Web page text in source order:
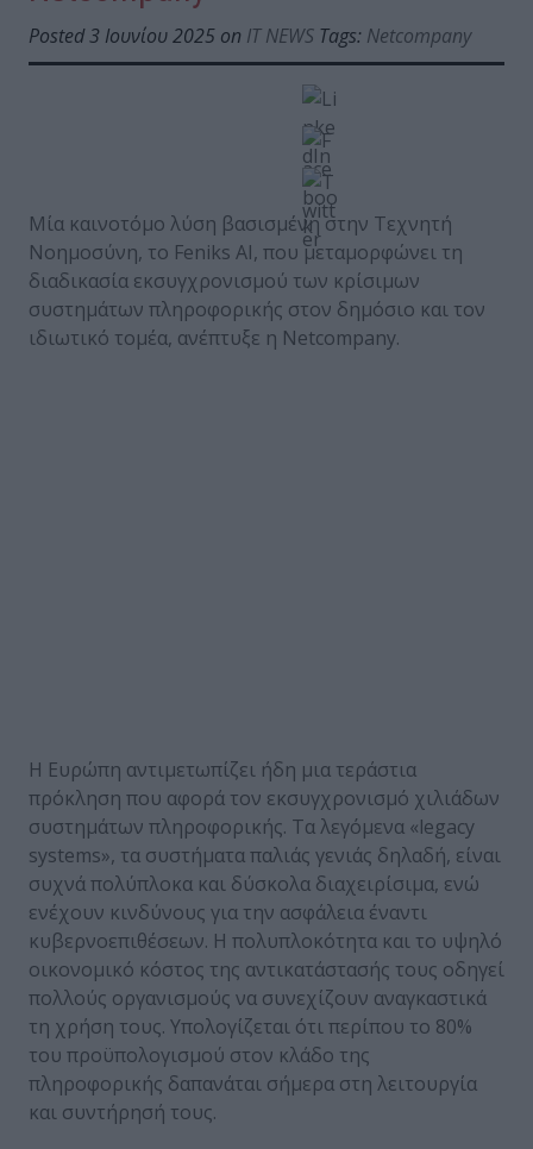
Posted 3 Ιουνίου 2025 on IT NEWS Tags: Netcompany
Mία καινοτόμο λύση βασισμένη στην Τεχνητή
Νοημοσύνη, το Feniks AI, που μεταμορφώνει τη
διαδικασία εκσυγχρονισμού των κρίσιμων
συστημάτων πληροφορικής στον δημόσιο και τον
ιδιωτικό τομέα, ανέπτυξε η Netcompany.
Η Ευρώπη αντιμετωπίζει ήδη μια τεράστια
πρόκληση που αφορά τον εκσυγχρονισμό χιλιάδων
συστημάτων πληροφορικής. Tα λεγόμενα «legacy
systems», τα συστήματα παλιάς γενιάς δηλαδή, είναι
συχνά πολύπλοκα και δύσκολα διαχειρίσιμα, ενώ
ενέχουν κινδύνους για την ασφάλεια έναντι
κυβερνοεπιθέσεων. Η πολυπλοκότητα και το υψηλό
οικονομικό κόστος της αντικατάστασής τους οδηγεί
πολλούς οργανισμούς να συνεχίζουν αναγκαστικά
τη χρήση τους. Υπολογίζεται ότι περίπου το 80%
του προϋπολογισμού στον κλάδο της
πληροφορικής δαπανάται σήμερα στη λειτουργία
και συντήρησή τους.